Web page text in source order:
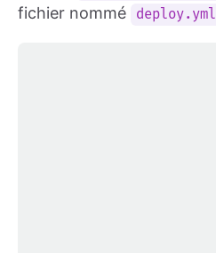
fichier nommé
deploy.yml